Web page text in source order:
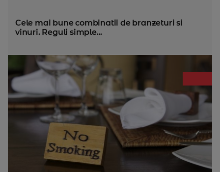
Cele mai bune combinatii de branzeturi si
vinuri. Reguli simple...